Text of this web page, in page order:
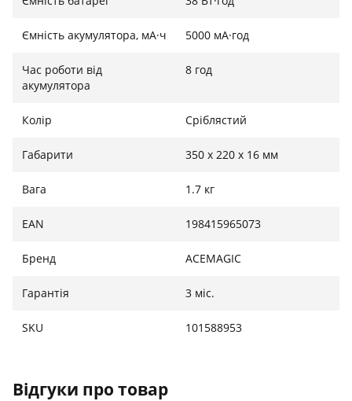
Ємність акумулятора, мА·ч 5000 мА·год
Час роботи від
акумулятора
8 год
Колір Сріблястий
Габарити 350 x 220 x 16 мм
Вага 1.7 кг
EAN 198415965073
Бренд ACEMAGIC
Гарантія 3 міс.
SKU 101588953
Відгуки про товар